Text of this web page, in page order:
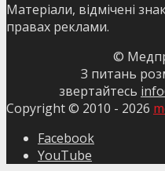
Матеріали, відмічені
правах реклами.
©
З питань
звертайтесь
Copyright © 2010 - 2026
Facebook
YouTube